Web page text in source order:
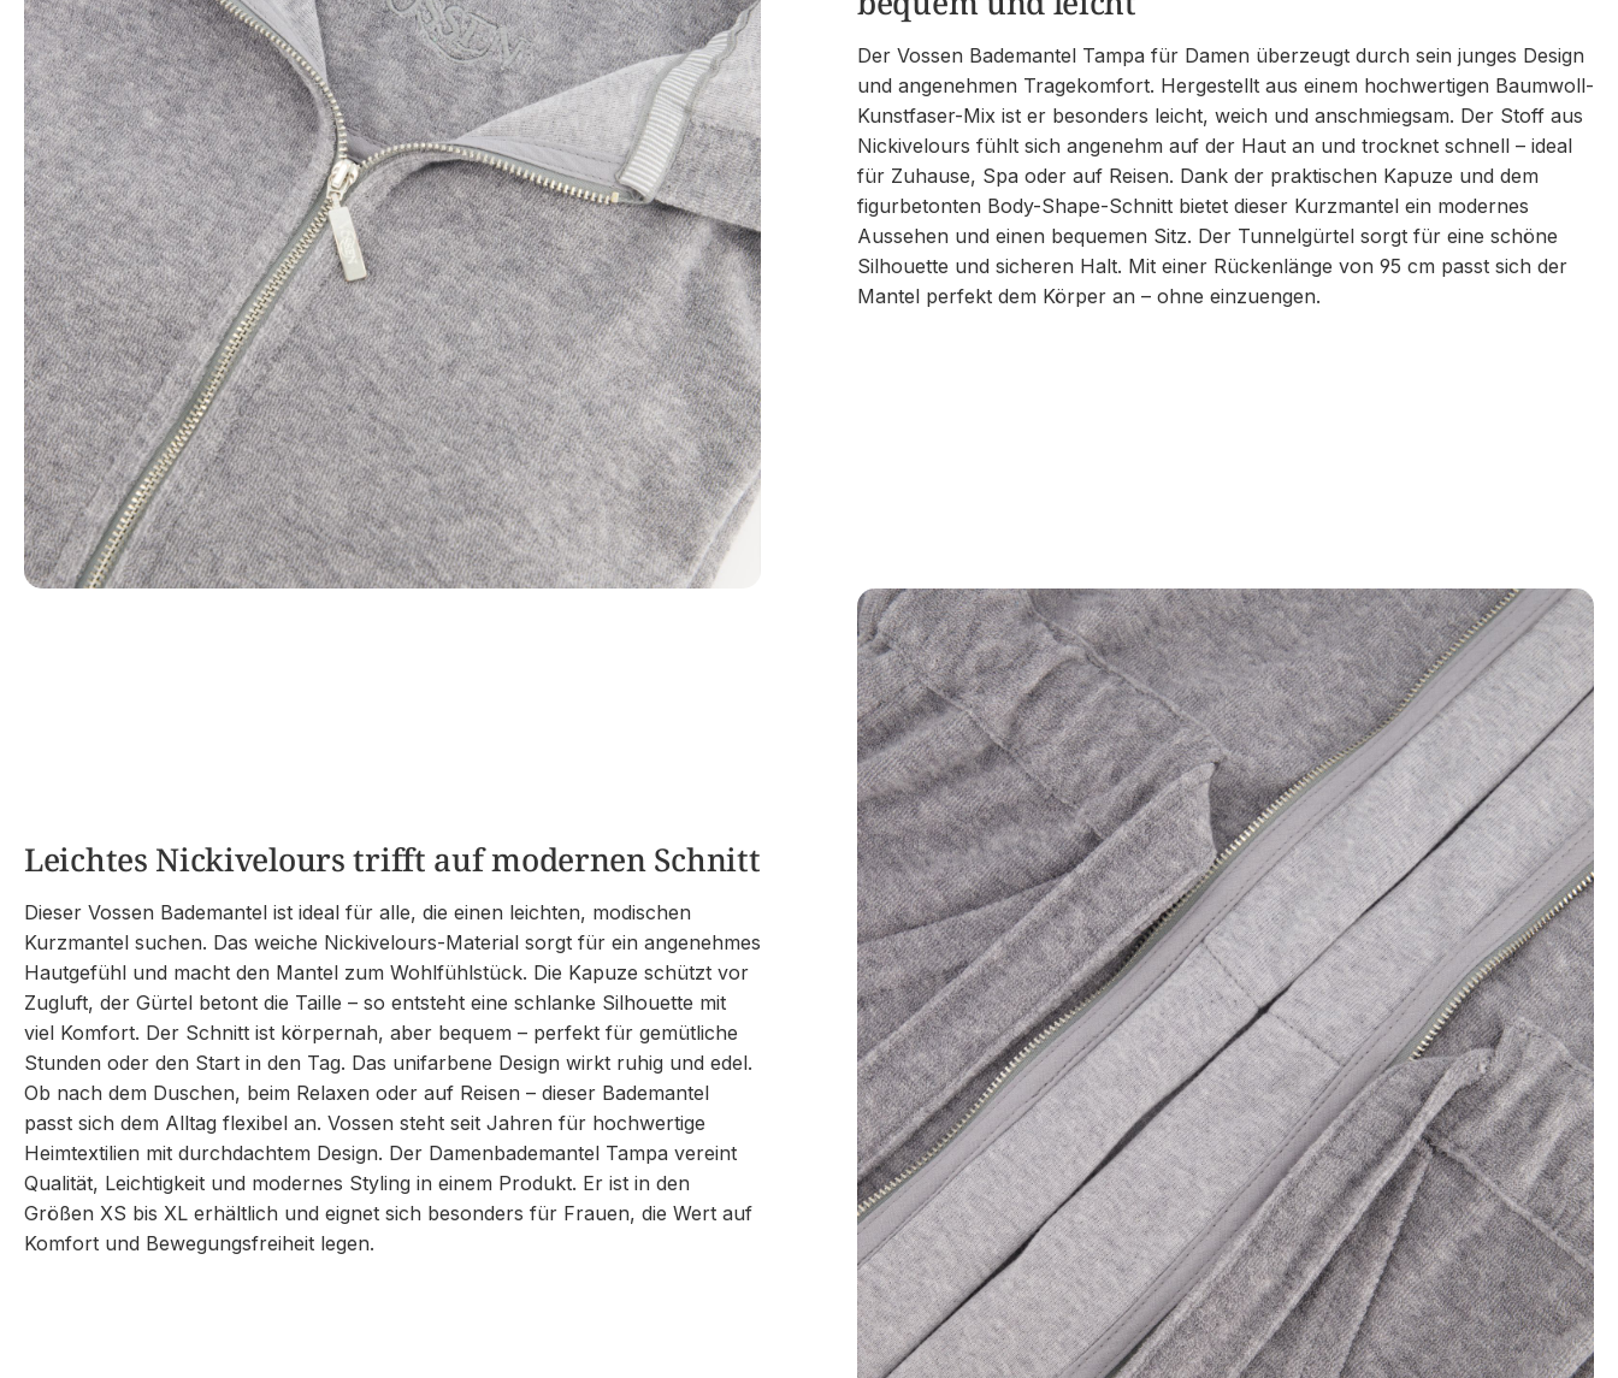
Der Vossen Bademantel Tampa für Damen überzeugt durch sein junges Design
und angenehmen Tragekomfort. Hergestellt aus einem hochwertigen Baumwoll-
Kunstfaser-Mix ist er besonders leicht, weich und anschmiegsam. Der Stoff aus
Nickivelours fühlt sich angenehm auf der Haut an und trocknet schnell – ideal
für Zuhause, Spa oder auf Reisen. Dank der praktischen Kapuze und dem
figurbetonten Body-Shape-Schnitt bietet dieser Kurzmantel ein modernes
Aussehen und einen bequemen Sitz. Der Tunnelgürtel sorgt für eine schöne
Silhouette und sicheren Halt. Mit einer Rückenlänge von 95 cm passt sich der
Mantel perfekt dem Körper an – ohne einzuengen.
Leichtes Nickivelours trifft auf modernen Schnitt
Dieser Vossen Bademantel ist ideal für alle, die einen leichten, modischen
Kurzmantel suchen. Das weiche Nickivelours-Material sorgt für ein angenehmes
Hautgefühl und macht den Mantel zum Wohlfühlstück. Die Kapuze schützt vor
Zugluft, der Gürtel betont die Taille – so entsteht eine schlanke Silhouette mit
viel Komfort. Der Schnitt ist körpernah, aber bequem – perfekt für gemütliche
Stunden oder den Start in den Tag. Das unifarbene Design wirkt ruhig und edel.
Ob nach dem Duschen, beim Relaxen oder auf Reisen – dieser Bademantel
passt sich dem Alltag flexibel an. Vossen steht seit Jahren für hochwertige
Heimtextilien mit durchdachtem Design. Der Damenbademantel Tampa vereint
Qualität, Leichtigkeit und modernes Styling in einem Produkt. Er ist in den
Größen XS bis XL erhältlich und eignet sich besonders für Frauen, die Wert auf
Komfort und Bewegungsfreiheit legen.